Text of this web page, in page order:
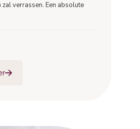
verrassen. Een absolute